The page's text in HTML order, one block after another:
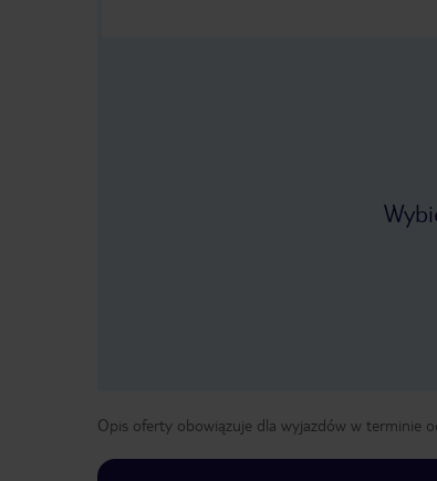
Opis oferty obowiązuje dla wyjazdów w terminie